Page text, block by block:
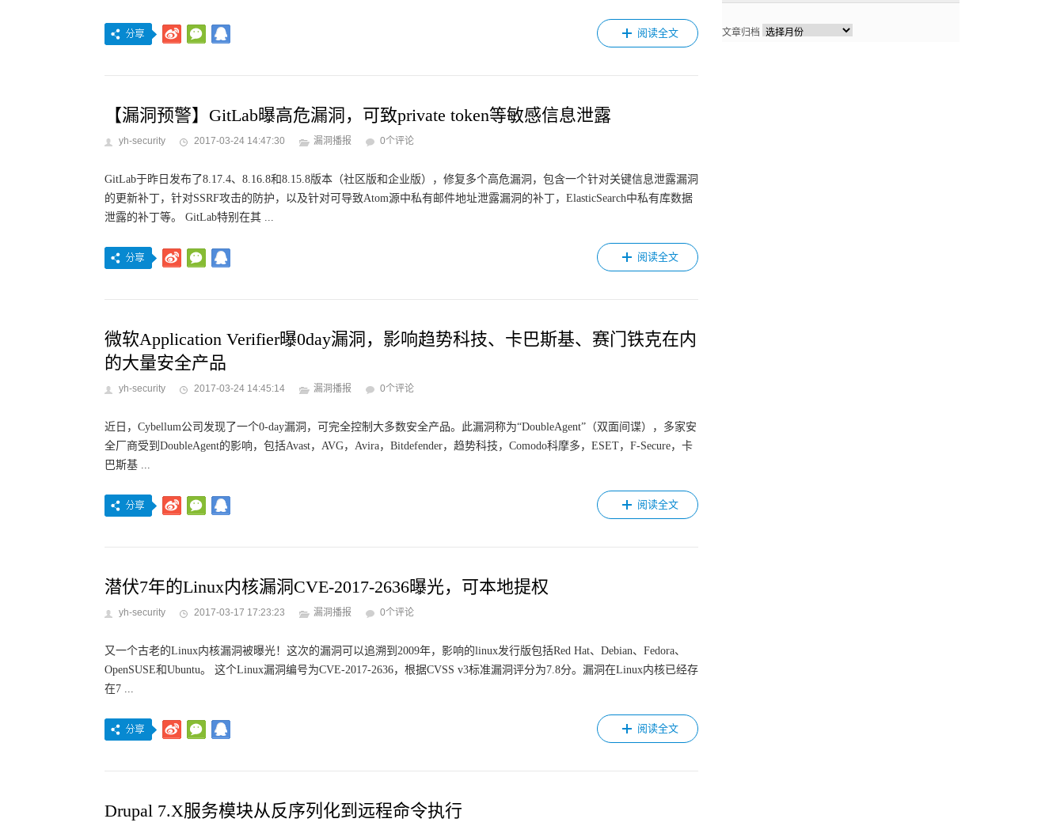
阅读全文
【漏洞预警】GitLab曝高危漏洞，可致private token等敏感信息泄露
yh-security 2017-03-24 14:47:30 漏洞播报 0个评论
GitLab于昨日发布了8.17.4、8.16.8和8.15.8版本（社区版和企业版），修复多个高危漏洞，包含一个针对关键信息泄露漏洞
的更新补丁，针对SSRF攻击的防护，以及针对可导致Atom源中私有邮件地址泄露漏洞的补丁，ElasticSearch中私有库数据
泄露的补丁等。 GitLab特别在其 ...
阅读全文
微软Application Verifier曝0day漏洞，影响趋势科技、卡巴斯基、赛门铁克在内
的大量安全产品
yh-security 2017-03-24 14:45:14 漏洞播报 0个评论
近日，Cybellum公司发现了一个0-day漏洞，可完全控制大多数安全产品。此漏洞称为“DoubleAgent”（双面间谍），多家安
全厂商受到DoubleAgent的影响，包括Avast，AVG，Avira，Bitdefender，趋势科技，Comodo科摩多，ESET，F-Secure，卡
巴斯基 ...
阅读全文
潜伏7年的Linux内核漏洞CVE-2017-2636曝光，可本地提权
yh-security 2017-03-17 17:23:23 漏洞播报 0个评论
又一个古老的Linux内核漏洞被曝光！这次的漏洞可以追溯到2009年，影响的linux发行版包括Red Hat、Debian、Fedora、
OpenSUSE和Ubuntu。 这个Linux漏洞编号为CVE-2017-2636，根据CVSS v3标准漏洞评分为7.8分。漏洞在Linux内核已经存
在7 ...
阅读全文
Drupal 7.X服务模块从反序列化到远程命令执行
文章归档